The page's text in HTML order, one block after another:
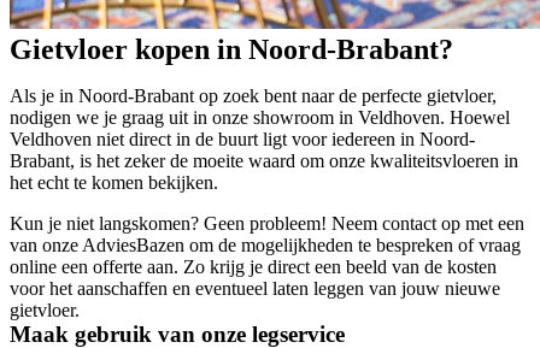
Gietvloer kopen in Noord-Brabant?
Als je in Noord-Brabant op zoek bent naar de perfecte gietvloer,
nodigen we je graag uit in onze showroom in Veldhoven. Hoewel
Veldhoven niet direct in de buurt ligt voor iedereen in Noord-
Brabant, is het zeker de moeite waard om onze kwaliteitsvloeren in
het echt te komen bekijken.
Kun je niet langskomen? Geen probleem! Neem contact op met een
van onze AdviesBazen om de mogelijkheden te bespreken of vraag
online een offerte aan. Zo krijg je direct een beeld van de kosten
voor het aanschaffen en eventueel laten leggen van jouw nieuwe
gietvloer.
Maak gebruik van onze legservice